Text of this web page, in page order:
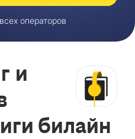
операторов
и
билайн